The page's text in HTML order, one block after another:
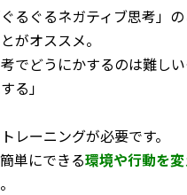
ぐるぐるネガティブ思考」
がオススメ。
でどうにかするのは難しい
る」
レーニングが必要です。
単にできる環境や行動を